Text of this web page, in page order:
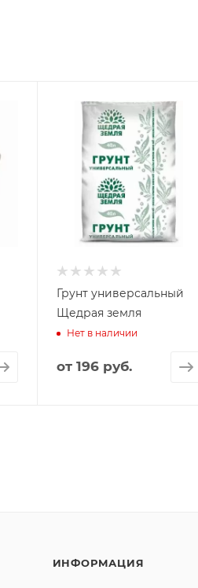
Грунт универсальный
Щедрая земля
Нет в наличии
от 196 руб.
ИНФОРМАЦИЯ